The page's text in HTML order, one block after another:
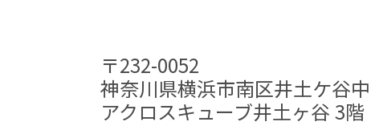
〒232-0052
神奈川県横浜市南区井土ケ谷
アクロスキューブ井土ヶ谷 3階